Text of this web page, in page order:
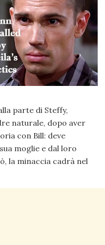
parte di Steffy,
naturale, dopo aver
con Bill: deve
moglie e dal loro
la minaccia cadrà nel